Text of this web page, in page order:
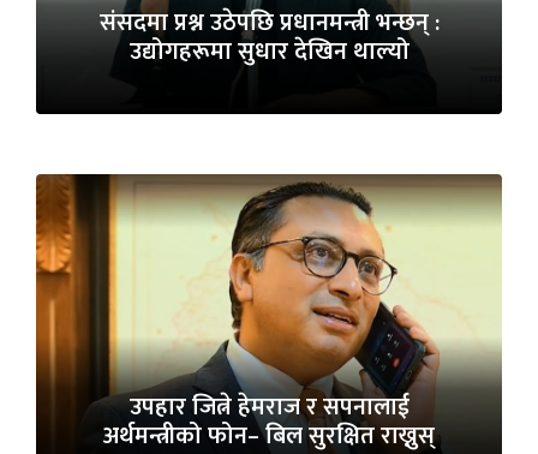
संसदमा प्रश्न उठेपछि प्रधानमन्त्री भन्छन् :
उद्योगहरूमा सुधार देखिन थाल्यो
उपहार जित्ने हेमराज र सपनालाई
अर्थमन्त्रीको फोन– बिल सुरक्षित राख्नुस्